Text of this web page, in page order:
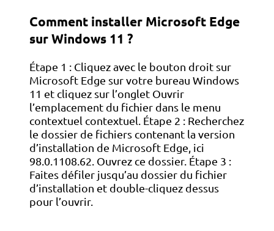
Comment installer Microsoft Edge
sur Windows 11 ?
Étape 1 : Cliquez avec le bouton droit sur
Microsoft Edge sur votre bureau Windows
11 et cliquez sur l’onglet Ouvrir
l’emplacement du fichier dans le menu
contextuel contextuel. Étape 2 : Recherchez
le dossier de fichiers contenant la version
d’installation de Microsoft Edge, ici
98.0.1108.62. Ouvrez ce dossier. Étape 3 :
Faites défiler jusqu’au dossier du fichier
d’installation et double-cliquez dessus
pour l’ouvrir.